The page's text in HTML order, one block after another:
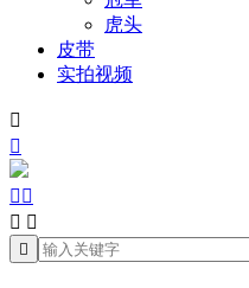
虎头
皮带
实拍视频


 
 
